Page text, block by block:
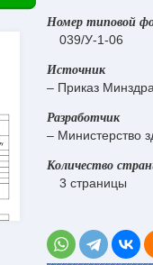
Номер типовой
039/У-1-06
Источник
– Приказ
Разработчик
– Министерство
Количество
3 страницы